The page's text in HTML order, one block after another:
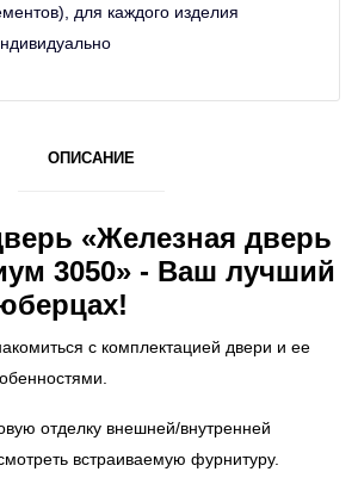
для каждого изделия
ОПИСАНИЕ
«Железная дверь
3050» - Ваш лучший
с комплектацией двери и ее
отделку внешней/внутренней
встраиваемую фурнитуру.